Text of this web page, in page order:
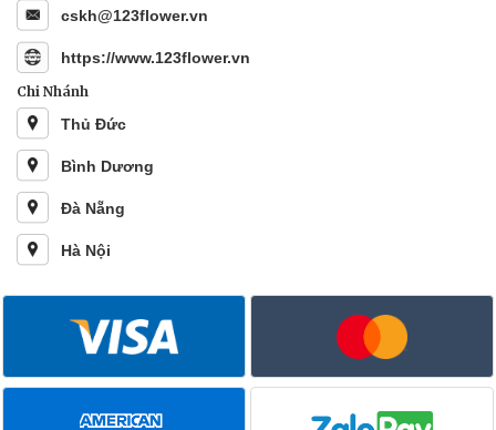
cskh@123flower.vn
https://www.123flower.vn
Chi Nhánh
Thủ Đức
Bình Dương
Đà Nẵng
Hà Nội